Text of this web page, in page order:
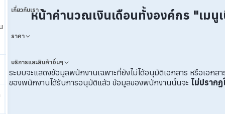
เกี่ยวกับเรา
ราคา
บริการและสินค้าอื่นๆ
หน้าคำนวณเงินเดือนทั้งองค์กร "เมนู
ระบบจะแสดงข้อมูลพนักงานเฉพาะที่ยังไม่ได้อนุมัติเอกสาร หรือเอกส
ของพนักงานได้รับการอนุมัติแล้ว ข้อมูลของพนักงานนั้นจะ ไม่ปราก